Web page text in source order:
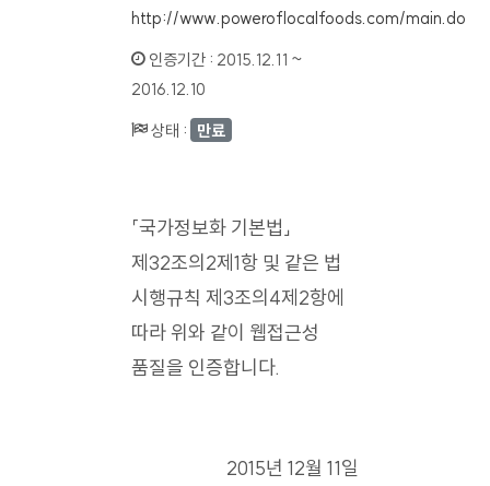
http://www.poweroflocalfoods.com/main.do
인증기간 : 2015.12.11 ~
2016.12.10
상태 : 만료
「국가정보화 기본법」
제32조의2제1항 및 같은 법
시행규칙 제3조의4제2항에
따라 위와 같이 웹접근성
품질을 인증합니다.
2015년 12월 11일